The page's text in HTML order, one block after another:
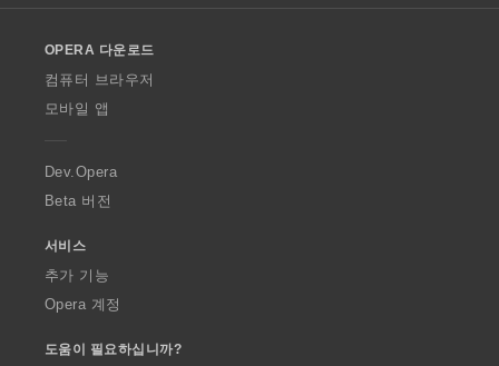
w
O
p
a
OPERA 다운로드
컴퓨터 브라우저
모바일 앱
Dev.Opera
Beta 버전
서비스
추가 기능
Opera 계정
도움이 필요하십니까?